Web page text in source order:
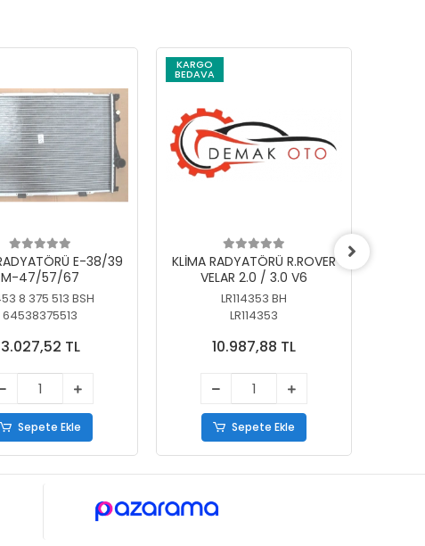
E-38/39
M-47/57/67
8 375 513 BSH
64538375513
3.027,52 TL
Sepete Ekle
KARGO
BEDAVA
KLİMA RADYATÖRÜ R.ROVER
VELAR 2.0 / 3.0 V6
LR114353 BH
LR114353
10.987,88 TL
Sepete Ekle